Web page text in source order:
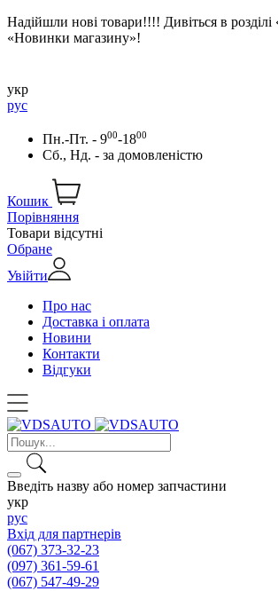
Надійшли нові товари!!!! Дивіться в
«Новинки магазину»!
укр
рус
Пн.-Пт. - 900-1800
Сб., Нд. - за домовленістю
Кошик
Порівняння
Товари відсутні
Обране
Увійти
Про нас
Доставка і оплата
Новини
Контакти
Відгуки
Введіть назву або номер запчастини
укр
рус
Вхід для партнерів
(067) 373-32-23
(097) 361-59-61
(067) 547-49-29